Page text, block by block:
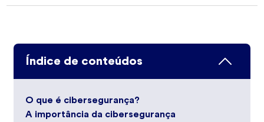
Índice de conteúdos
O que é cibersegurança?
A importância da cibersegurança